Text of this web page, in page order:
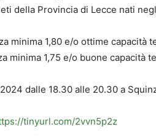
della Provincia di Lecce nati
minima 1,80 e/o ottime capacità
minima 1,75 e/o buone capacità
dalle 18.30 alle 20.30 a
tinyurl.com/2vvn5p2z